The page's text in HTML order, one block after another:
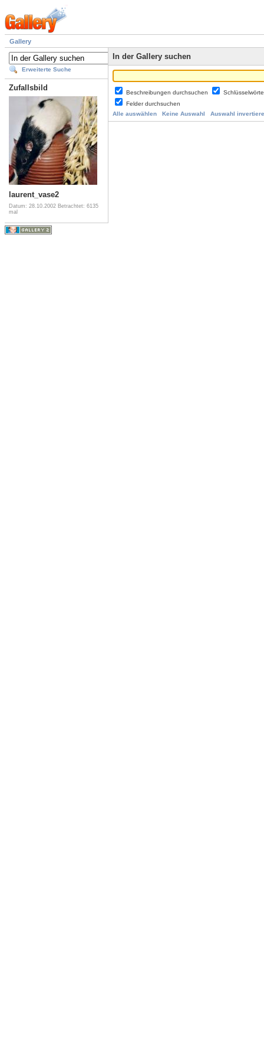
Gallery
Erweiterte Suche
Zufallsbild
laurent_vase2
Datum: 28.10.2002 Betrachtet: 6135
mal
In der Gallery suchen
Beschreibungen durchsuchen
Felder durchsuchen
Alle auswählen
Keine Auswahl Auswahl